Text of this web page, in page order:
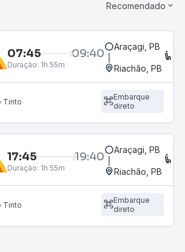
Recomendado
07:45 09:40
Duração: 1h 55m
Araçagi, PB
Riachão, PB
Tinto
Embarque
direto
17:45 19:40
Duração: 1h 55m
Araçagi, PB
Riachão, PB
Tinto
Embarque
direto